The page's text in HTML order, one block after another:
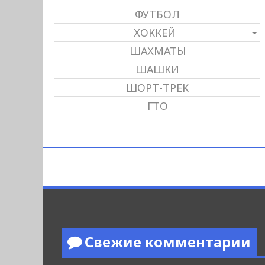
ФУТБОЛ
ХОККЕЙ
ШАХМАТЫ
ШАШКИ
ШОРТ-ТРЕК
ГТО
Свежие комментарии